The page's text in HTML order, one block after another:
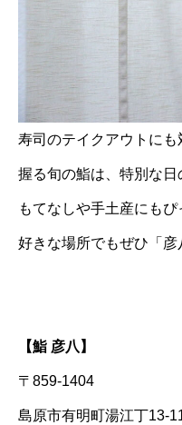
寿司のテイクアウトに
握る旬の鮨は、特別な
もてなしや手土産にもぴ
好きな場所でもぜひ「
【鮨 彦八】
〒859-1404
島原市有明町湯江丁13-